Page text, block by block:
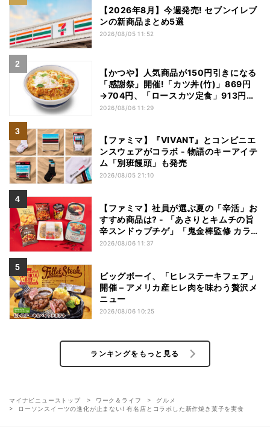
【2026年8月】今週発売! セブンイレブ
ンの新商品まとめ5選
2026/08/05 11:52
【かつや】人気商品が150円引きになる
「感謝祭」開催!「カツ丼(竹)」869円
→704円、「ロースカツ定食」913円
→748円に - 8日間限定
2026/08/06 11:29
【ファミマ】『VIVANT』とコンビニエ
ンスウェアがコラボ - 物語のキーアイテ
ム「別班饅頭」も発売
2026/08/05 21:10
【ファミマ】社員が選ぶ夏の「辛活」お
すすめ商品は? - 「あさりとキムチの旨
辛スンドゥブチゲ」「鬼金棒監修 カラシ
ビ焼き味噌らー麺」「辛さがやみつき!
2026/08/06 11:37
ビッグボーイ、「ヒレステーキフェア」
開催 – アメリカ産ヒレ肉を味わう贅沢メ
ニュー
2026/08/06 10:25
ランキングをもっと見る
マイナビニューストップ ワーク＆ライフ
グルメ
ローソンスイーツの進化が止まない! 有名店とコラボした新作焼き菓子を実食